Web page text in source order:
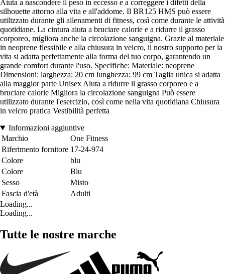
Aiuta a nascondere il peso in eccesso e a correggere i difetti della
silhouette attorno alla vita e all'addome. Il BR125 HMS può essere
utilizzato durante gli allenamenti di fitness, così come durante le attività
quotidiane. La cintura aiuta a bruciare calorie e a ridurre il grasso
corporeo, migliora anche la circolazione sanguigna. Grazie al materiale
in neoprene flessibile e alla chiusura in velcro, il nostro supporto per la
vita si adatta perfettamente alla forma del tuo corpo, garantendo un
grande comfort durante l'uso. Specifiche: Materiale: neoprene
Dimensioni: larghezza: 20 cm lunghezza: 99 cm Taglia unica si adatta
alla maggior parte Unisex Aiuta a ridurre il grasso corporeo e a
bruciare calorie Migliora la circolazione sanguigna Può essere
utilizzato durante l'esercizio, così come nella vita quotidiana Chiusura
in velcro pratica Vestibilità perfetta
Informazioni aggiuntive
Marchio
One Fitness
Riferimento fornitore 17-24-974
Colore
blu
Colore
Blu
Sesso
Misto
Fascia d'età
Adulti
Loading...
Loading...
Tutte le nostre marche